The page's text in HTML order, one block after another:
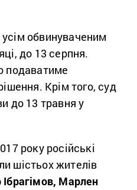
обвинуваченим
до 13 серпня.
подаватиме
Крім того, суд
до 13 травня у
року російські
шістьох жителів
Марлен